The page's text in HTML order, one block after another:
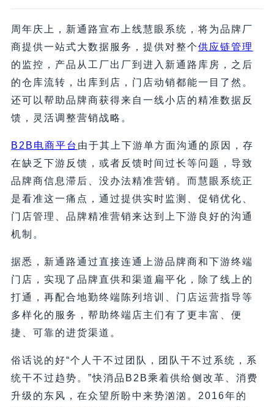
周年庆上，新通路宣布上线慧眼系统，将为品牌厂
商提供一站式大数据服务，提供对整个供应链管理
的监控，产品从工厂出厂到进入新通路库房，之后
的仓库流转，出库到店，门店动销都能一目了然。
还可以帮助品牌商获得来自一线小店的精准数据反
馈，灵活调整营销战略。
B2B电商平台 由于其上下游单方面沟通的原因，存
在缺乏下游反馈，或者反馈时间过长等问题，导致
品牌商信息滞后、没办法精准营销。而慧眼系统正
是看准这一痛点，通过提供实时监测、促销优化、
门店管理、品牌精准营销来达到上下游良好的沟通
机制。
据悉，新通路通过直接连通上游品牌商和下游终端
门店，实现了品牌直供和渠道扁平化，除了线上的
打通，再配合地勤终端陈列培训、门店运营指导等
多样化的服务，帮助终端店主们有了更丰富、便
捷、可靠的进货渠道。
俗话说的好“个人干不过团队，团队干不过系统，系
统干不过趋势。”快消品B2B乘着供给侧改革、消费
升级的东风，在众望所盼中来势汹汹。2016年的